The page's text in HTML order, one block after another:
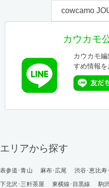
cowcamo
カウカモ
カウカモ
すめ情報を
エリアから探す
表参道･青山 麻布･広尾 渋谷･恵比寿
下北沢･三軒茶屋
東横線･目黒線 駒